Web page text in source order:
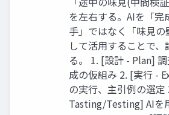
を左右する。AIを「完
手」ではなく「味見の
して活用することで
る。 1. [設計 - Plan]
成の仮組み 2. [実行 -
の実行、主引例の選定
Tasting/Testing] AIを